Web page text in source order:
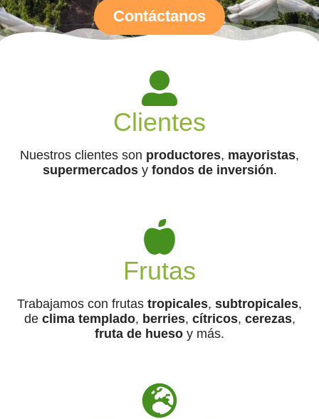
Contáctanos
Clientes
Nuestros clientes son productores, mayoristas,
supermercados y fondos de inversión.
Frutas
Trabajamos con frutas tropicales, subtropicales,
de clima templado, berries, cítricos, cerezas,
fruta de hueso y más.